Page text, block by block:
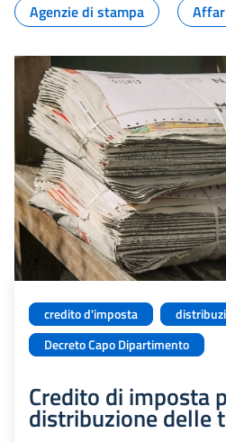
Agenzie di stampa
credito d'imposta
Decreto Capo Dipartimento
Credito di imposta
distribuzione delle